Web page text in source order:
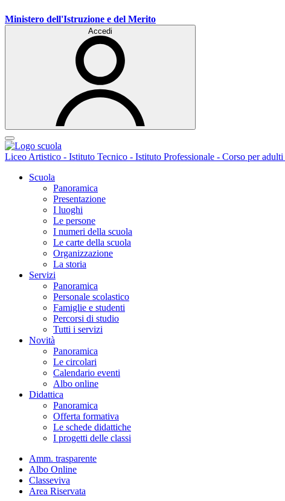
Ministero dell'Istruzione e del Merito
Accedi
Liceo Artistico - Istituto Tecnico - Istituto Professionale - Corso per adulti
Scuola
Panoramica
Presentazione
I luoghi
Le persone
I numeri della scuola
Le carte della scuola
Organizzazione
La storia
Servizi
Panoramica
Personale scolastico
Famiglie e studenti
Percorsi di studio
Tutti i servizi
Novità
Panoramica
Le circolari
Calendario eventi
Albo online
Didattica
Panoramica
Offerta formativa
Le schede didattiche
I progetti delle classi
Amm. trasparente
Albo Online
Classeviva
Area Riservata